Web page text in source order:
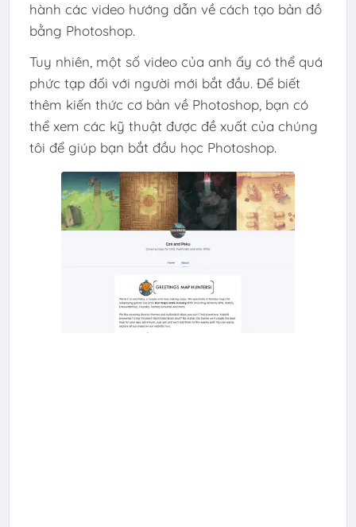
hành các video hướng dẫn về cách tạo bản đồ
bằng Photoshop.
Tuy nhiên, một số video của anh ấy có thể quá
phức tạp đối với người mới bắt đầu. Để biết
thêm kiến ​​thức cơ bản về Photoshop, bạn có
thể xem các kỹ thuật được đề xuất của chúng
tôi để giúp bạn bắt đầu học Photoshop.